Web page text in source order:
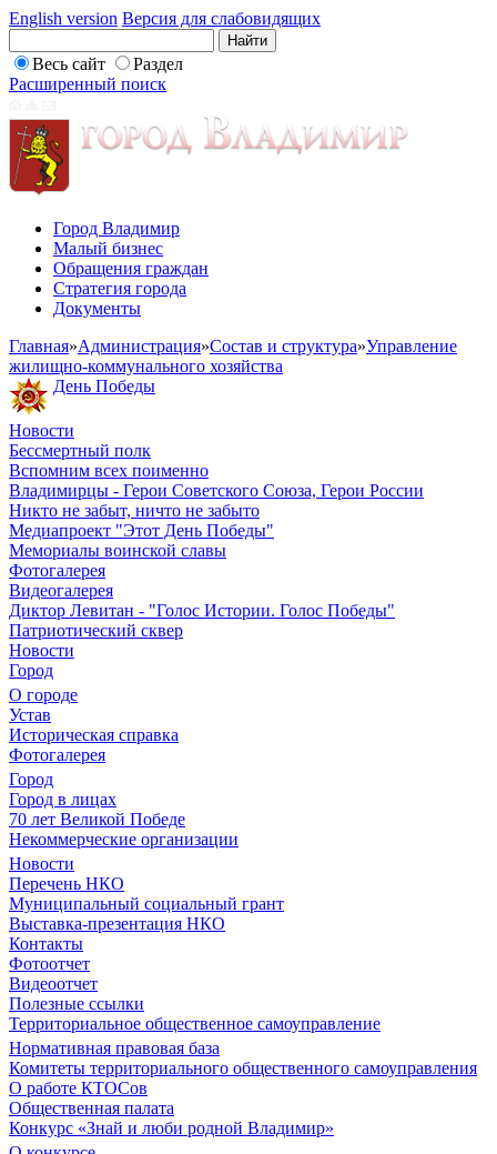
English version Версия для слабовидящих
Весь сайт
Раздел
Расширенный поиск
Город Владимир
Малый бизнес
Обращения граждан
Стратегия города
Документы
Главная»Администрация»Состав и структура»Управление
жилищно-коммунального хозяйства
День Победы
Новости
Бессмертный полк
Вспомним всех поименно
Владимирцы - Герои Советского Союза, Герои России
Никто не забыт, ничто не забыто
Медиапроект "Этот День Победы"
Мемориалы воинской славы
Фотогалерея
Видеогалерея
Диктор Левитан - "Голос Истории. Голос Победы"
Патриотический сквер
Новости
Город
О городе
Устав
Историческая справка
Фотогалерея
Город
Город в лицах
70 лет Великой Победе
Некоммерческие организации
Новости
Перечень НКО
Муниципальный социальный грант
Выставка-презентация НКО
Контакты
Фотоотчет
Видеоотчет
Полезные ссылки
Территориальное общественное самоуправление
Нормативная правовая база
Комитеты территориального общественного самоуправления
О работе КТОСов
Общественная палата
Конкурс «Знай и люби родной Владимир»